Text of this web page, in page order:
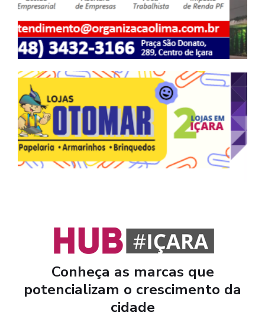
Conheça as marcas que
potencializam o crescimento da
cidade